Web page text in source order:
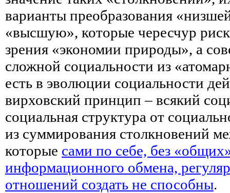
варианты преобразования
«высшую», которые чересчур
зрения «экономии природы», а
сложной социальности из
есть в эволюции социальности
вирховский принцип – всякий
социальная структура от
из суммирования столкновений
которые сами по себе, без
информационного обмена,
отношений создать не способны.